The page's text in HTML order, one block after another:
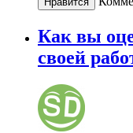
Как вы
своей